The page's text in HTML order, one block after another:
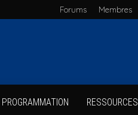
Forums Membres
PRO­GRAM­MA­TION RES­SOURCES